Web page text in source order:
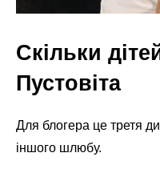
Скільки
Пустовіта
Для блогера це третя
іншого шлюбу.